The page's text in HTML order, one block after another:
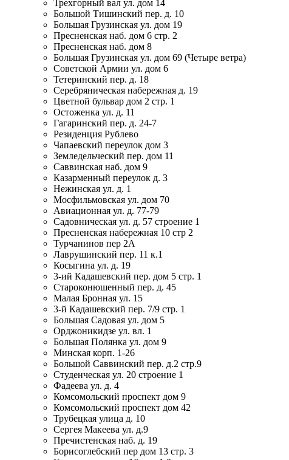
Трехгорный вал ул. дом 14
Большой Тишинский пер. д. 10
Большая Грузинская ул. дом 19
Пресненская наб. дом 6 стр. 2
Пресненская наб. дом 8
Большая Грузинская ул. дом 69 (Четыре ветра)
Советской Армии ул. дом 6
Тетеринский пер. д. 18
Серебряническая набережная д. 19
Цветной бульвар дом 2 стр. 1
Остоженка ул. д. 11
Гагаринский пер. д. 24-7
Резиденция Рублево
Чапаевский переулок дом 3
Земледельческий пер. дом 11
Саввинская наб. дом 9
Казарменный переулок д. 3
Нежинская ул. д. 1
Мосфильмовская ул. дом 70
Авиационная ул. д. 77-79
Садовническая ул. д. 57 строение 1
Пресненская набережная 10 стр 2
Турчанинов пер 2А
Лаврушинский пер. 11 к.1
Косыгина ул. д. 19
3-ий Кадашевский пер. дом 5 стр. 1
Староконюшенный пер. д. 45
Малая Бронная ул. 15
3-й Кадашевский пер. 7/9 стр. 1
Большая Садовая ул. дом 5
Орджоникидзе ул. вл. 1
Большая Полянка ул. дом 9
Минская корп. 1-26
Большой Саввинский пер. д.2 стр.9
Студенческая ул. 20 строение 1
Фадеева ул. д. 4
Комсомольский проспект дом 9
Комсомольский проспект дом 42
Трубецкая улица д. 10
Сергея Макеева ул. д.9
Пречистенская наб. д. 19
Борисоглебский пер дом 13 стр. 3